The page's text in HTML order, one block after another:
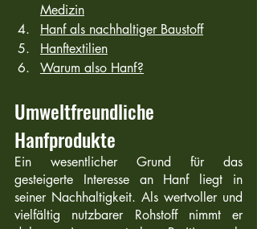
Medizin
Hanf als nachhaltiger Baustoff
Hanftextilien
Warum also Hanf?
Umweltfreundliche
Hanfprodukte
Ein wesentlicher Grund für das
gesteigerte Interesse an Hanf liegt in
seiner Nachhaltigkeit. Als wertvoller und
vielfältig nutzbarer Rohstoff nimmt er